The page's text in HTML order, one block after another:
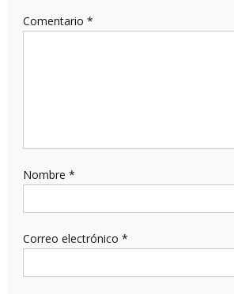
Comentario *
Nombre *
Correo electrónico *